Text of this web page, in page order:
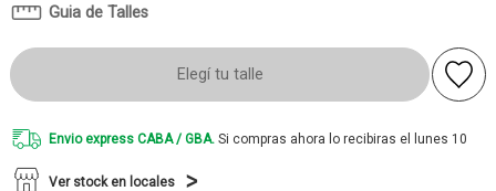
Guia de Talles
Elegí tu talle
Envio express CABA / GBA. Si compras ahora lo recibiras el lunes 10
Ver stock en locales